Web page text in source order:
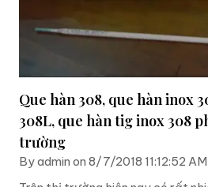
Que hàn 308, que hàn inox
308L, que hàn tig inox 308
trường
By admin on 8/7/2018 11:12:52 AM